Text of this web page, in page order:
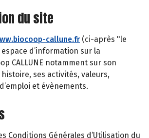
du site
callune.fr (ci-après "le
d’information sur la
CALLUNE notamment sur son
ses activités, valeurs,
et évènements.
Conditions Générales d’Utilisation du